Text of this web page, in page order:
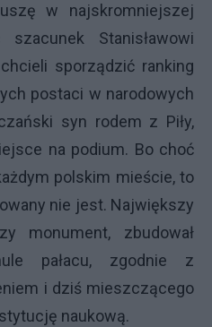
w najskromniejszej
Stanisławowi
sporządzić ranking
postaci w narodowych
syn rodem z Piły,
na podium. Bo choć
polskim mieście, to
nie jest. Największy
monument, zbudował
pałacu, zgodnie z
i dziś mieszczącego
naukową.